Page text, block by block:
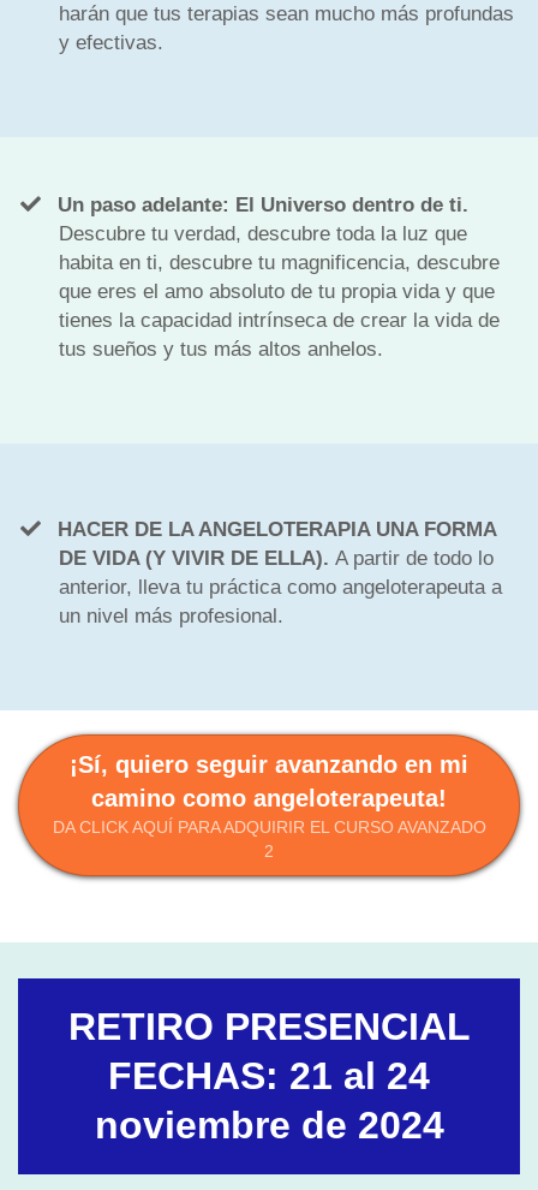
harán que tus terapias sean mucho más profundas
y efectivas.
Un paso adelante: El Universo dentro de ti.
Descubre tu verdad, descubre toda la luz que
habita en ti, descubre tu magnificencia, descubre
que eres el amo absoluto de tu propia vida y que
tienes la capacidad intrínseca de crear la vida de
tus sueños y tus más altos anhelos.
HACER DE LA ANGELOTERAPIA UNA FORMA
DE VIDA (Y VIVIR DE ELLA). A partir de todo lo
anterior, lleva tu práctica como angeloterapeuta a
un nivel más profesional.
¡Sí, quiero seguir avanzando en mi
camino como angeloterapeuta!
DA CLICK AQUÍ PARA ADQUIRIR EL CURSO AVANZADO
2
RETIRO PRESENCIAL
FECHAS: 21 al 24
noviembre de 2024